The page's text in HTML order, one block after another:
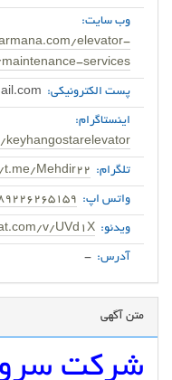
وب سایت:
elevator-
maintenance-services/
پست الکترونیکی:
اینستاگرام:
تلگرام: Mehdir22
واتس اپ:
ویدئو: v/UVd1X
آدرس: -
متن آگهی
شرکت